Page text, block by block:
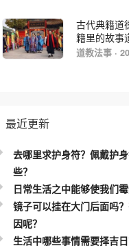
古代典籍道
籍里的故事
道教法事 ·
最近更新
去哪里求护身符？佩戴护
些？
日常生活之中能够使我们
镜子可以挂在大门后面吗
因呢？
生活中哪些事情需要择吉日